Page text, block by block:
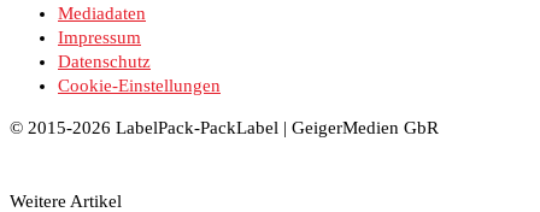
Mediadaten
Impressum
Datenschutz
Cookie-Einstellungen
© 2015-2026 LabelPack-PackLabel | GeigerMedien GbR
Weitere Artikel